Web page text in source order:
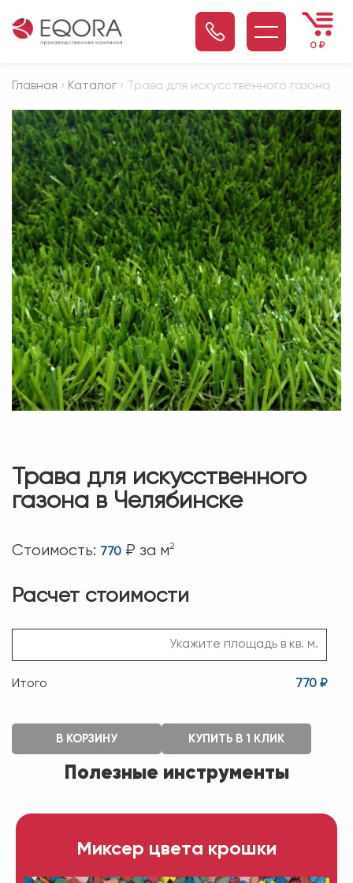
0 ₽
Главная › Каталог › Трава для искусственного газона
Трава для искусственного
газона в Челябинске
Стоимость: 770 ₽ за м2
Расчет стоимости
Итого 770 ₽
В КОРЗИНУ КУПИТЬ В 1 КЛИК
Полезные инструменты
Миксер цвета крошки